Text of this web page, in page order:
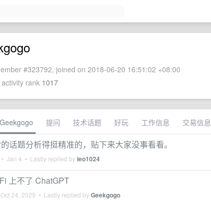
#323792, joined on 2018-06-20 16:51:02 +08:00
rank 1017
Geekgogo 提问 技术话题 好玩 工作信息 交易信息
话题分析得挺精准的，贴下来大家没事看看。
• Jan 4 • Lastly replied byleo1024
上不了 ChatGPT
Oct 24, 2025 • Lastly replied byGeekgogo